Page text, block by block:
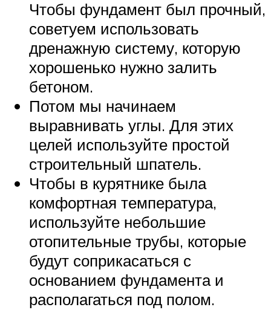
Чтобы фундамент был прочный,
советуем использовать
дренажную систему, которую
хорошенько нужно залить
бетоном.
Потом мы начинаем
выравнивать углы. Для этих
целей используйте простой
строительный шпатель.
Чтобы в курятнике была
комфортная температура,
используйте небольшие
отопительные трубы, которые
будут соприкасаться с
основанием фундамента и
располагаться под полом.